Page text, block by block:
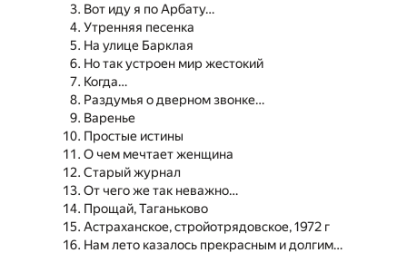
Вот иду я по Арбату…
Утренняя песенка
На улице Барклая
Но так устроен мир жестокий
Когда…
Раздумья о дверном звонке…
Варенье
Простые истины
О чем мечтает женщина
Старый журнал
От чего же так неважно…
Прощай, Таганьково
Астраханское, стройотрядовское, 1972 г
Нам лето казалось прекрасным и долгим…